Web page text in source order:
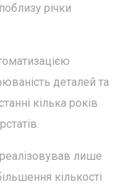
річки
деталей та
кілька років
лише
кількості